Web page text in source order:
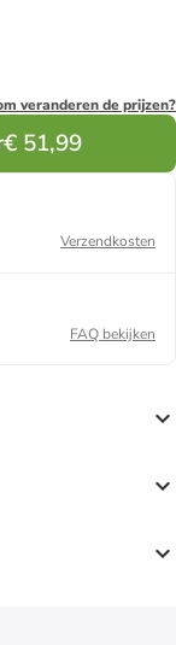
veranderen de prijzen?
€ 51,99
Verzendkosten
FAQ bekijken